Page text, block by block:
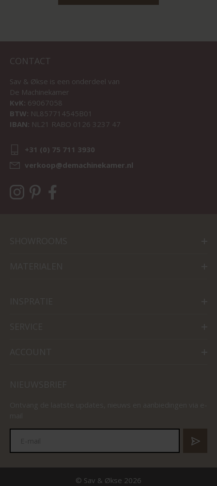
CONTACT
Sav & Økse is een onderdeel van
De Machinekamer
KvK: 69067058
BTW: NL857714545B01
IBAN: NL21 RABO 0126 3237 47
+31 (0) 75 711 3930
verkoop@demachinekamer.nl
© Sav & Økse 2026